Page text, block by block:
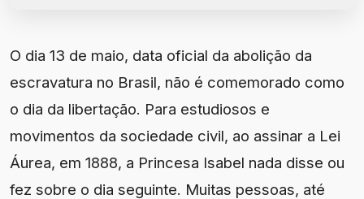
O dia 13 de maio, data oficial da abolição da
escravatura no Brasil, não é comemorado como
o dia da libertação. Para estudiosos e
movimentos da sociedade civil, ao assinar a Lei
Áurea, em 1888, a Princesa Isabel nada disse ou
fez sobre o dia seguinte. Muitas pessoas, até